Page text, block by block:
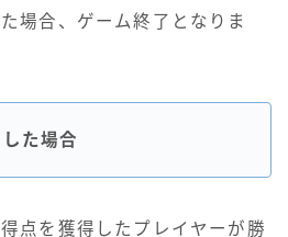
場合、ゲーム終了となりま
た場合
点を獲得したプレイヤーが勝